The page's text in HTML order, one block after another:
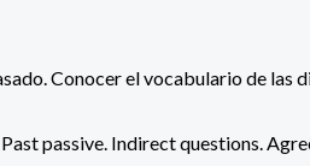
Conocer el vocabulario de las
passive. Indirect questions.